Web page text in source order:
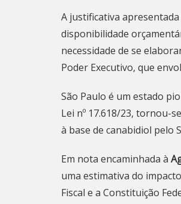
A justificativa
disponibilidade
necessidade de se
Poder Executivo, que
São Paulo é um estado
Lei nº 17.618/23, tornou-
à base de canabidiol pelo
Em nota encaminhada à
uma estimativa do
Fiscal e a Constituição